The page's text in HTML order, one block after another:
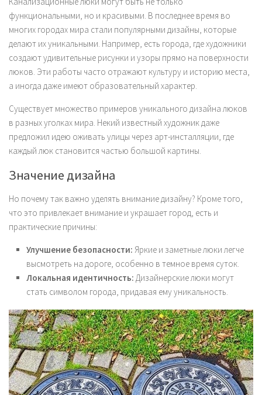
функциональными, но и красивыми. В последнее время во
многих городах мира стали популярными дизайны, которые
делают их уникальными. Например, есть города, где художники
создают удивительные рисунки и узоры прямо на поверхности
люков. Эти работы часто отражают культуру и историю места,
а иногда даже имеют образовательный характер.
Существует множество примеров уникального дизайна люков
в разных уголках мира. Некий известный художник даже
предложил идею оживать улицы через арт-инсталляции, где
каждый люк становится частью большой картины.
Значение дизайна
Но почему так важно уделять внимание дизайну? Кроме того,
что это привлекает внимание и украшает город, есть и
практические причины:
Улучшение безопасности: Яркие и заметные люки легче
высмотреть на дороге, особенно в темное время суток.
Локальная идентичность: Дизайнерские люки могут
стать символом города, придавая ему уникальность.